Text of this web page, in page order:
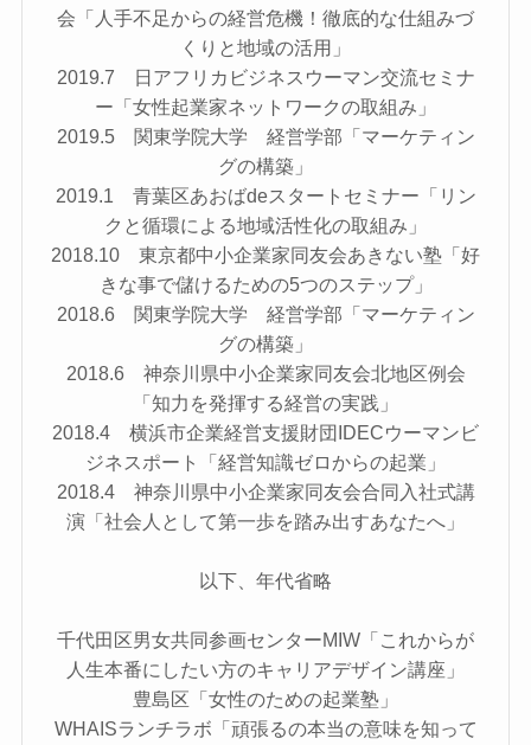
会「人手不足からの経営危機！徹底的な仕組みづ
くりと地域の活用」
2019.7 日アフリカビジネスウーマン交流セミナ
ー「女性起業家ネットワークの取組み」
2019.5 関東学院大学 経営学部「マーケティン
グの構築」
2019.1 青葉区あおばdeスタートセミナー「リン
クと循環による地域活性化の取組み」
2018.10 東京都中小企業家同友会あきない塾「好
きな事で儲けるための5つのステップ」
2018.6 関東学院大学 経営学部「マーケティン
グの構築」
2018.6 神奈川県中小企業家同友会北地区例会
「知力を発揮する経営の実践」
2018.4 横浜市企業経営支援財団IDECウーマンビ
ジネスポート「経営知識ゼロからの起業」
2018.4 神奈川県中小企業家同友会合同入社式講
演「社会人として第一歩を踏み出すあなたへ」
以下、年代省略
千代田区男女共同参画センターMIW「これからが
人生本番にしたい方のキャリアデザイン講座」
豊島区「女性のための起業塾」
WHAISランチラボ「頑張るの本当の意味を知って